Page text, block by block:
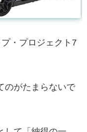
・プロジェクト7
のがたまらないで